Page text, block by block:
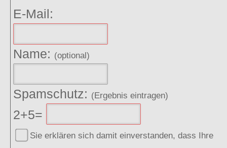
E-Mail:
Name: (optional)
Spamschutz: (Ergebnis eintragen)
2+5=
Sie erklären sich damit einverstanden, dass Ihre